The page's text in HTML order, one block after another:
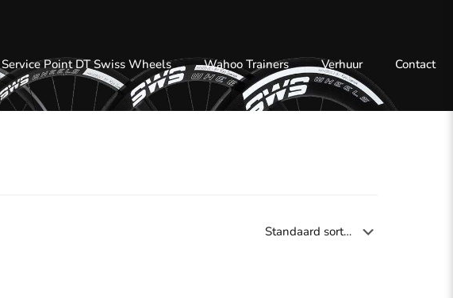
Service Point DT Swiss Wheels Wahoo Trainers Verhuur Contact